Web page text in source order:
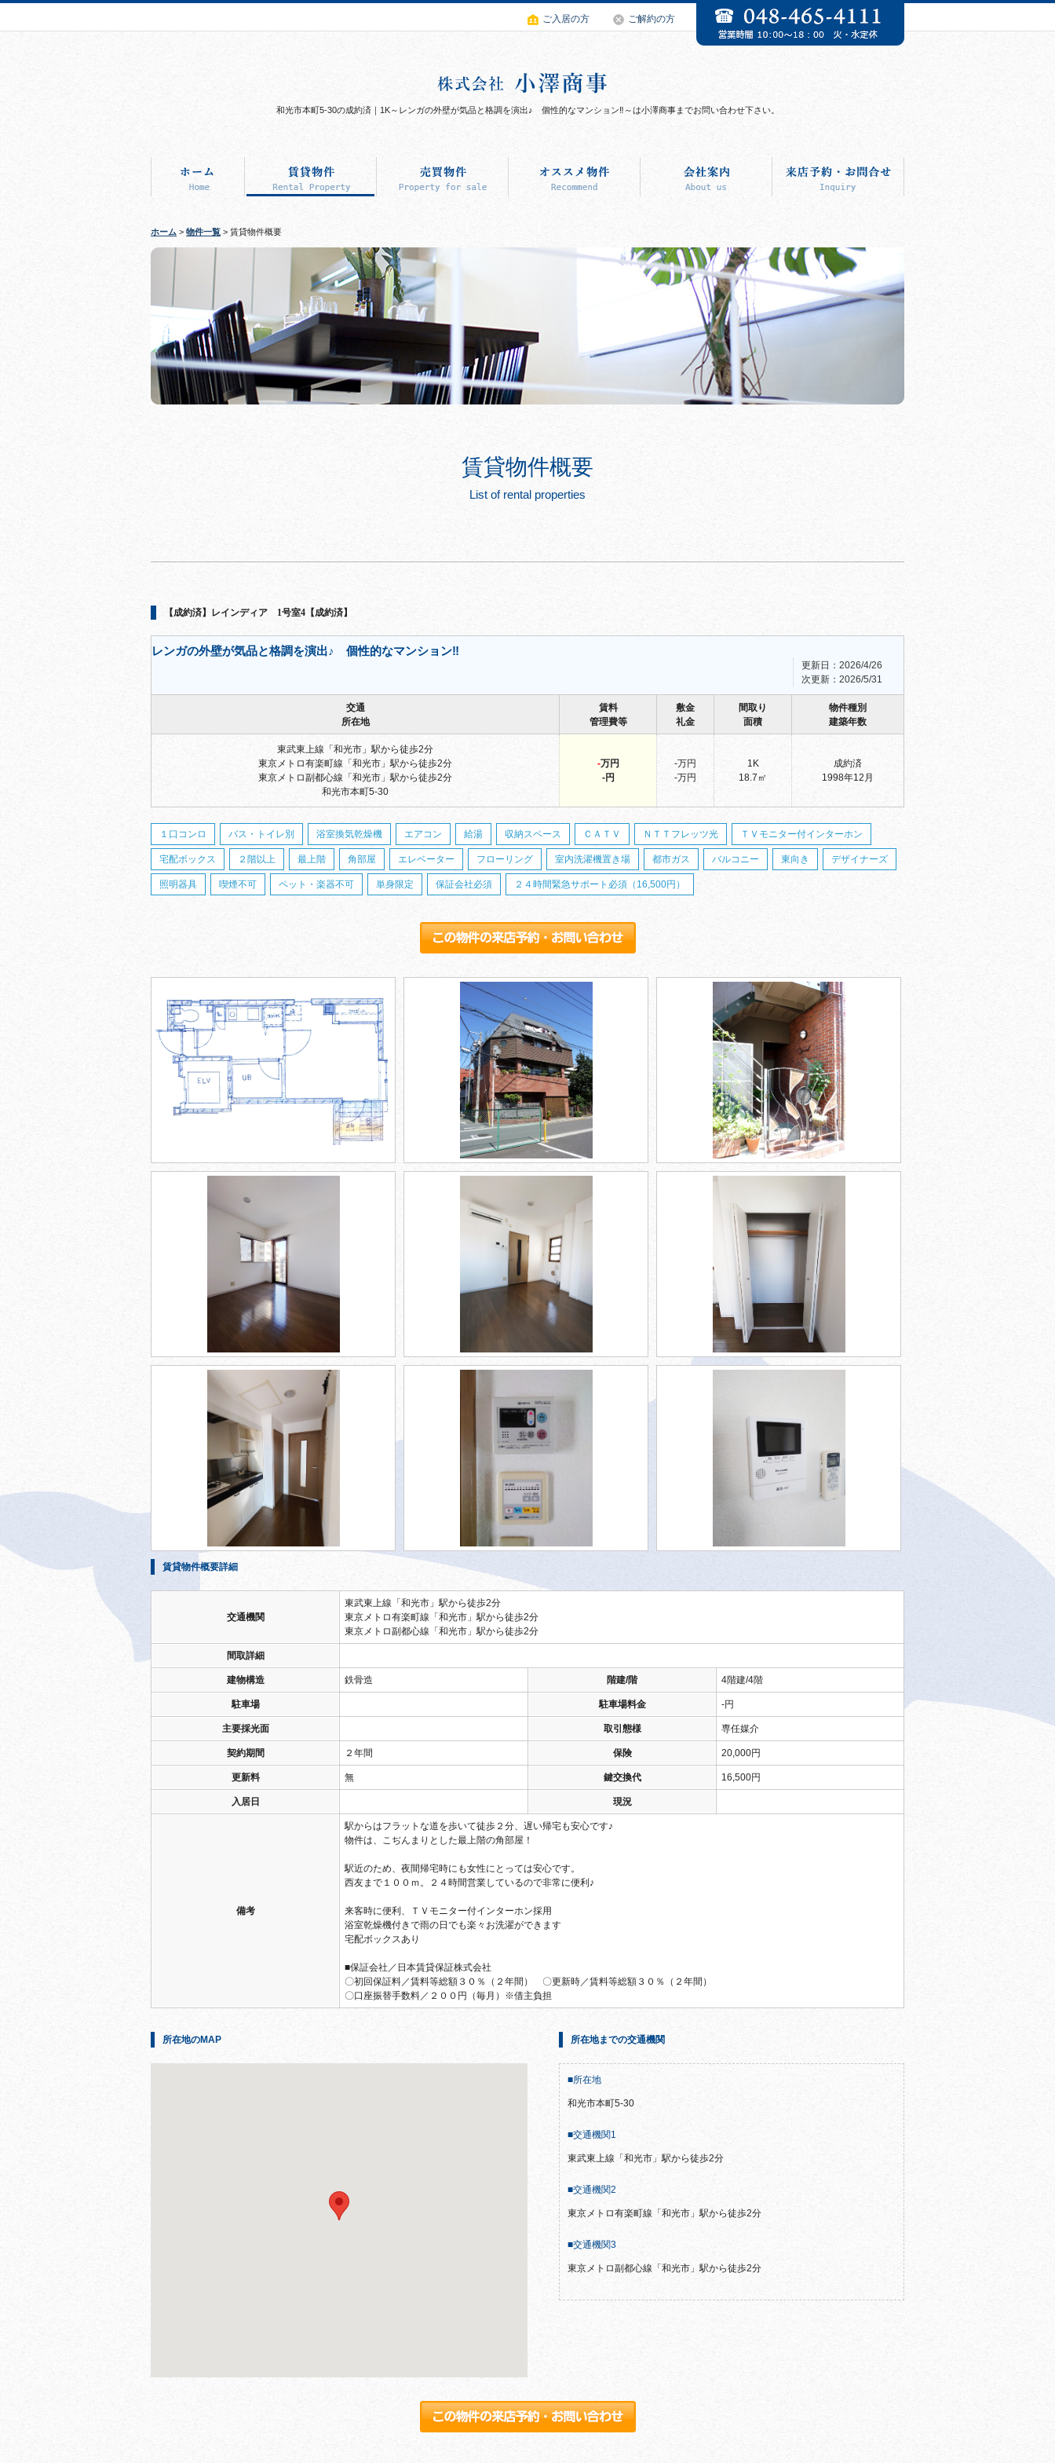
和光市本町5-30の成約済｜1K～レンガの外壁が気品と格調を演出♪ 個性的なマンション‼～は小澤商事までお問い合わせ下さい。
ご入居の方 ご解約の方
ホーム > 物件一覧 > 賃貸物件概要
賃貸物件概要
List of rental properties
【成約済】レインディア 1号室4【成約済】
レンガの外壁が気品と格調を演出♪ 個性的なマンション‼
更新日：2026/4/26
次更新：2026/5/31
交通
所在地
賃料
管理費等
敷金
礼金
間取り
面積
物件種別
建築年数
東武東上線「和光市」駅から徒歩2分
東京メトロ有楽町線「和光市」駅から徒歩2分
東京メトロ副都心線「和光市」駅から徒歩2分
和光市本町5-30
-万円
-円
-万円
-万円
1K
18.7㎡
成約済
1998年12月
１口コンロ バス・トイレ別 浴室換気乾燥機 エアコン 給湯 収納スペース ＣＡＴＶ ＮＴＴフレッツ光 ＴＶモニター付インターホン
宅配ボックス ２階以上 最上階 角部屋 エレベーター フローリング 室内洗濯機置き場 都市ガス バルコニー 東向き デザイナーズ
照明器具 喫煙不可 ペット・楽器不可 単身限定 保証会社必須 ２４時間緊急サポート必須（16,500円）
賃貸物件概要詳細
交通機関
東武東上線「和光市」駅から徒歩2分
東京メトロ有楽町線「和光市」駅から徒歩2分
東京メトロ副都心線「和光市」駅から徒歩2分
間取詳細
建物構造 鉄骨造 階建/階 4階建/4階
駐車場 駐車場料金 -円
主要採光面 取引態様 専任媒介
契約期間 ２年間 保険 20,000円
更新料 無 鍵交換代 16,500円
入居日 現況
備考
駅からはフラットな道を歩いて徒歩２分、遅い帰宅も安心です♪
物件は、こぢんまりとした最上階の角部屋！
駅近のため、夜間帰宅時にも女性にとっては安心です。
西友まで１００ｍ。２４時間営業しているので非常に便利♪
来客時に便利、ＴＶモニター付インターホン採用
浴室乾燥機付きで雨の日でも楽々お洗濯ができます
宅配ボックスあり
■保証会社／日本賃貸保証株式会社
〇初回保証料／賃料等総額３０％（２年間） 〇更新時／賃料等総額３０％（２年間）
〇口座振替手数料／２００円（毎月）※借主負担
所在地のMAP 所在地までの交通機関
■所在地
和光市本町5-30
■交通機関1
東武東上線「和光市」駅から徒歩2分
■交通機関2
東京メトロ有楽町線「和光市」駅から徒歩2分
■交通機関3
東京メトロ副都心線「和光市」駅から徒歩2分